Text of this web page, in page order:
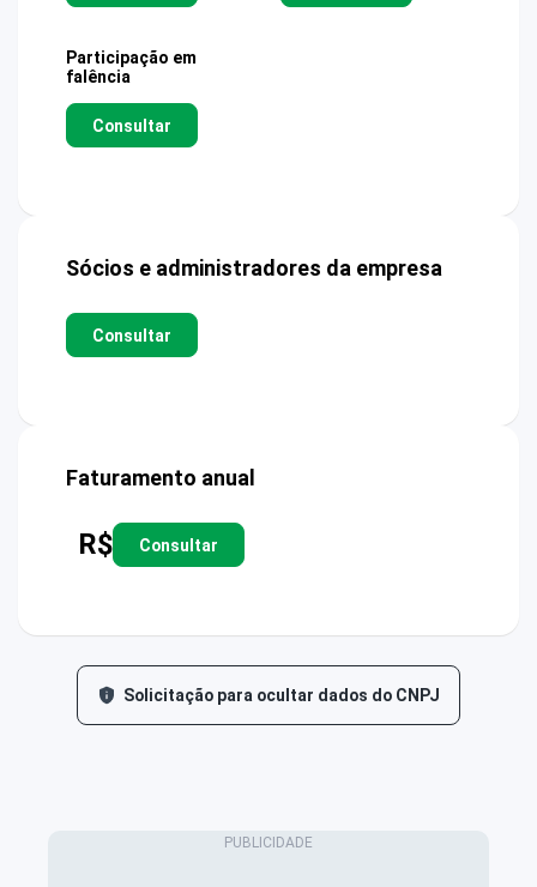
Participação em
falência
Consultar
Sócios e administradores da empresa
Consultar
Faturamento anual
R$ Consultar
Solicitação para ocultar dados do CNPJ